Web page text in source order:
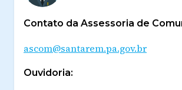
Contato da Assessoria de
ascom@santarem.pa.gov.br
Ouvidoria: